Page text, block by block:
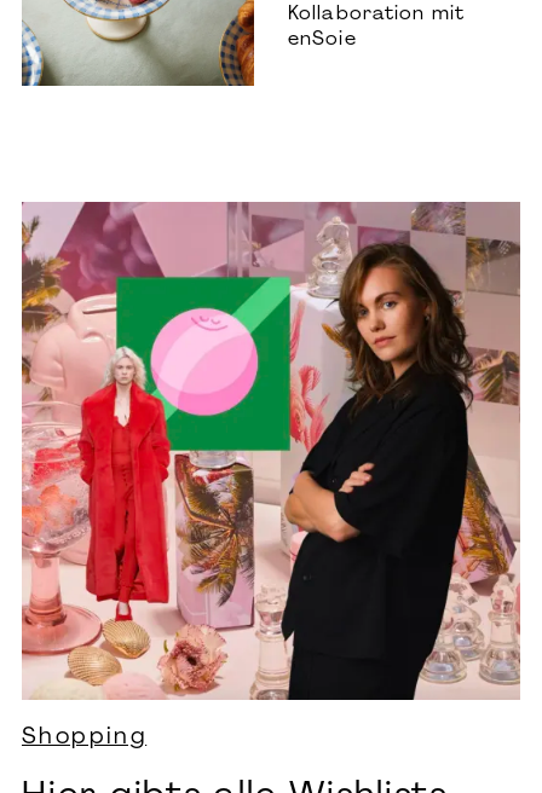
Kollaboration mit
enSoie
Shopping